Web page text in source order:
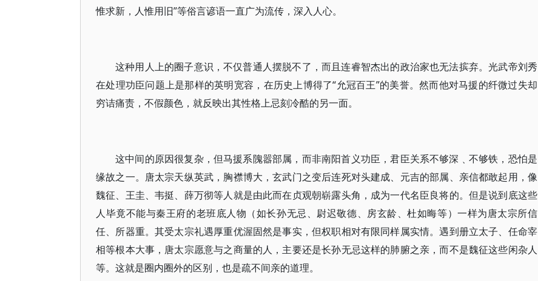
惟求新，人惟用旧”等俗言谚语一直广为流传，深入人心。
这种用人上的圈子意识，不仅普通人摆脱不了，而且连睿智杰出的政治家也无法摈弃。光武帝刘秀
在处理功臣问题上是那样的英明宽容，在历史上博得了“允冠百王”的美誉。然而他对马援的纤微过失却
穷诘痛责，不假颜色，就反映出其性格上忌刻冷酷的另一面。
这中间的原因很复杂，但马援系隗嚣部属，而非南阳首义功臣，君臣关系不够深﹑不够铁，恐怕是
缘故之一。唐太宗天纵英武，胸襟博大，玄武门之变后连死对头建成、元吉的部属、亲信都敢起用，像
魏征、王圭、韦挺、薛万彻等人就是由此而在贞观朝崭露头角，成为一代名臣良将的。但是说到底这些
人毕竟不能与秦王府的老班底人物（如长孙无忌、尉迟敬德、房玄龄、杜如晦等）一样为唐太宗所信
任、所器重。其受太宗礼遇厚重优渥固然是事实，但权职相对有限同样属实情。遇到册立太子、任命宰
相等根本大事，唐太宗愿意与之商量的人，主要还是长孙无忌这样的肺腑之亲，而不是魏征这些闲杂人
等。这就是圈内圈外的区别，也是疏不间亲的道理。